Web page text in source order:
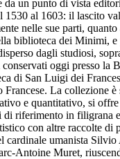
un punto di vista
1530 al 1603: il lascito
nelle sue parti,
biblioteca dei Minimi, e
dagli studiosi,
oggi presso la
di San Luigi dei
La collezione è
e quantitativo, si
riferimento in filigrana
con altre raccolte di
cardinale umanista
Antoine Muret,